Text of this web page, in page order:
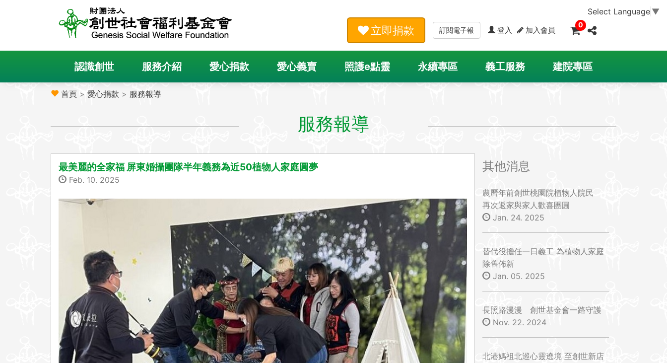
Select Language ▼
立即捐款 訂閱電子報 登入 加入會員
0
認識創世 服務介紹 愛心捐款 愛心義賣 照護e點靈 永續專區 義工服務 建院專區
首頁 > 愛心捐款 > 服務報導
服務報導
最美麗的全家福 屏東婚攝團隊半年義務為近50植物人家庭圓夢
Feb. 10. 2025
其他消息
農曆年前創世桃園院植物人院民
再次返家與家人歡喜團圓
Jan. 24. 2025
替代役擔任一日義工 為植物人家庭
除舊佈新
Jan. 05. 2025
長照路漫漫 創世基金會一路守護
Nov. 22. 2024
北港媽祖北巡心靈遶境 至創世新店